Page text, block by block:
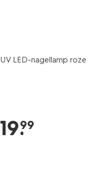
UV LED-nagellamp roze
19.
99